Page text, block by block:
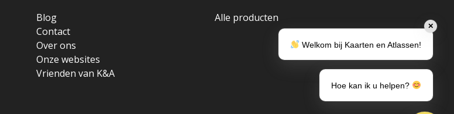
Blog
Contact
Over ons
Onze websites
Vrienden van K&A
Alle producten
✕
Welkom bij Kaarten en Atlassen!
Hoe kan ik u helpen?